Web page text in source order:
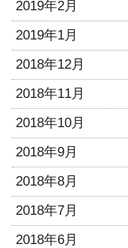
2019年2月
2019年1月
2018年12月
2018年11月
2018年10月
2018年9月
2018年8月
2018年7月
2018年6月